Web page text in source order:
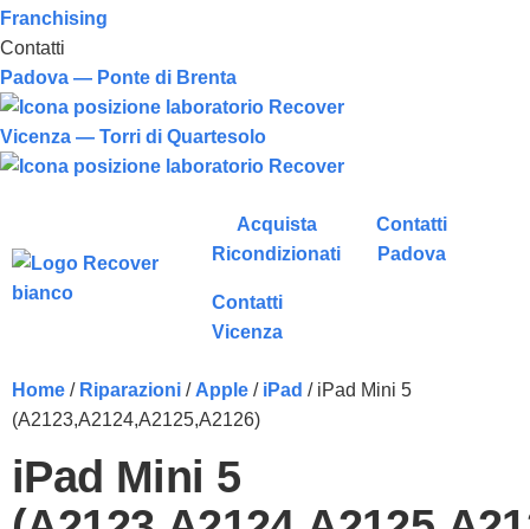
Franchising
Contatti
Padova — Ponte di Brenta
Vicenza — Torri di Quartesolo
Acquista
Ricondizionati
Contatti
Padova
Contatti
Vicenza
Home / Riparazioni / Apple / iPad / iPad Mini 5
(A2123,A2124,A2125,A2126)
iPad Mini 5